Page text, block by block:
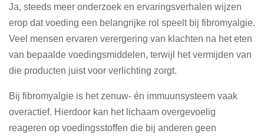
Ja, steeds meer onderzoek en ervaringsverhalen wijzen
erop dat voeding een belangrijke rol speelt bij fibromyalgie.
Veel mensen ervaren verergering van klachten na het eten
van bepaalde voedingsmiddelen, terwijl het vermijden van
die producten juist voor verlichting zorgt.
Bij fibromyalgie is het zenuw- én immuunsysteem vaak
overactief. Hierdoor kan het lichaam overgevoelig
reageren op voedingsstoffen die bij anderen geen